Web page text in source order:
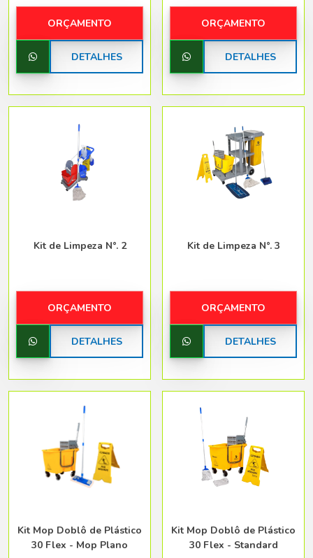
ORÇAMENTO
DETALHES
ORÇAMENTO
DETALHES
Kit de Limpeza N°. 2
ORÇAMENTO
DETALHES
Kit de Limpeza N°. 3
ORÇAMENTO
DETALHES
Kit Mop Doblô de Plástico
30 Flex - Mop Plano
Kit Mop Doblô de Plástico
30 Flex - Standard